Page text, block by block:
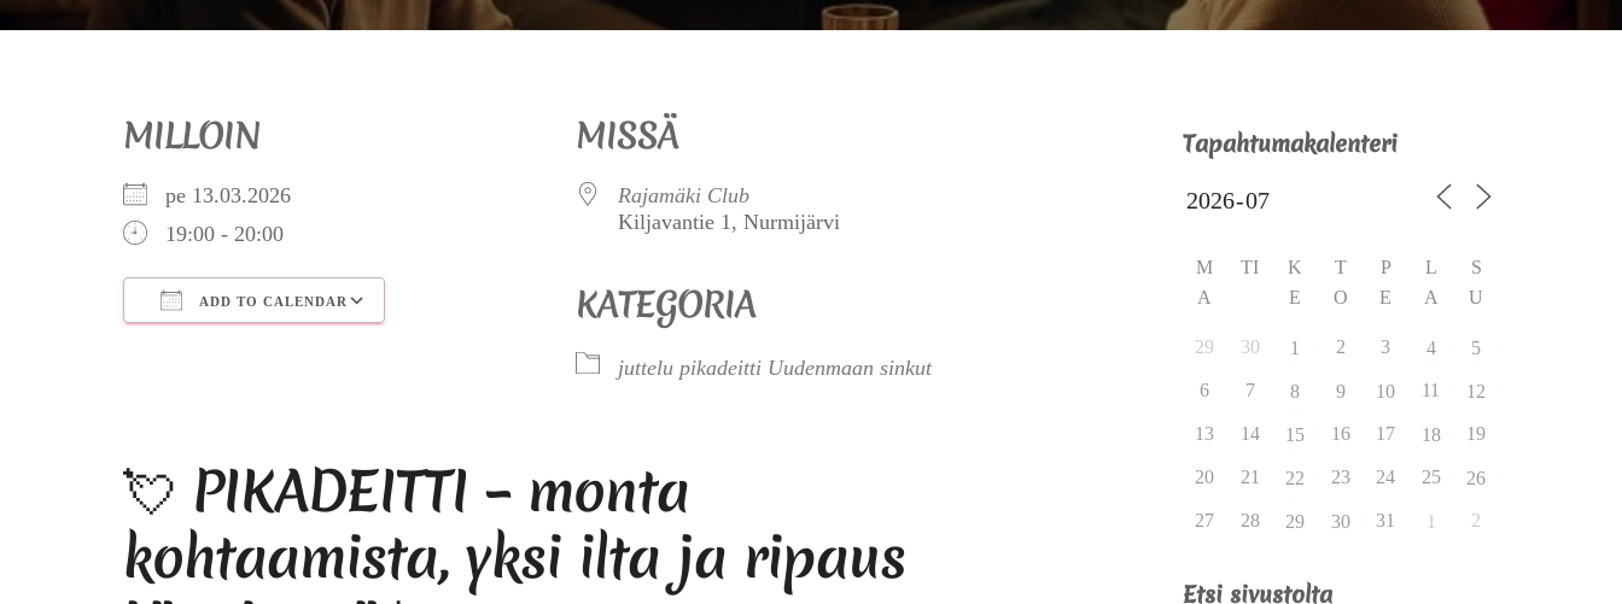
MILLOIN
pe 13.03.2026
19:00 - 20:00
ADD TO CALENDAR
MISSÄ
Rajamäki Club
Kiljavantie 1, Nurmijärvi
KATEGORIA
juttelu pikadeitti Uudenmaan sinkut
💘 PIKADEITTI – monta
kohtaamista, yksi ilta ja ripaus
Tapahtumakalenteri
M
A
TI
K
E
T
O
P
E
L
A
S
U
29 30 1 2 3 4 5
6 7 8 9 10 11 12
13 14 15 16 17 18 19
20 21 22 23 24 25 26
27 28 29 30 31 1 2
Etsi sivustolta